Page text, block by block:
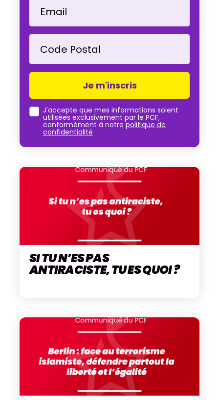
Email
Code Postal
J'accepte que mes informations soient
utilisées exclusivement par le PCF,
conformément à notrepolitique de
confidentialité
SI TU N’ES PAS
ANTIRACISTE, TU ES QUOI ?